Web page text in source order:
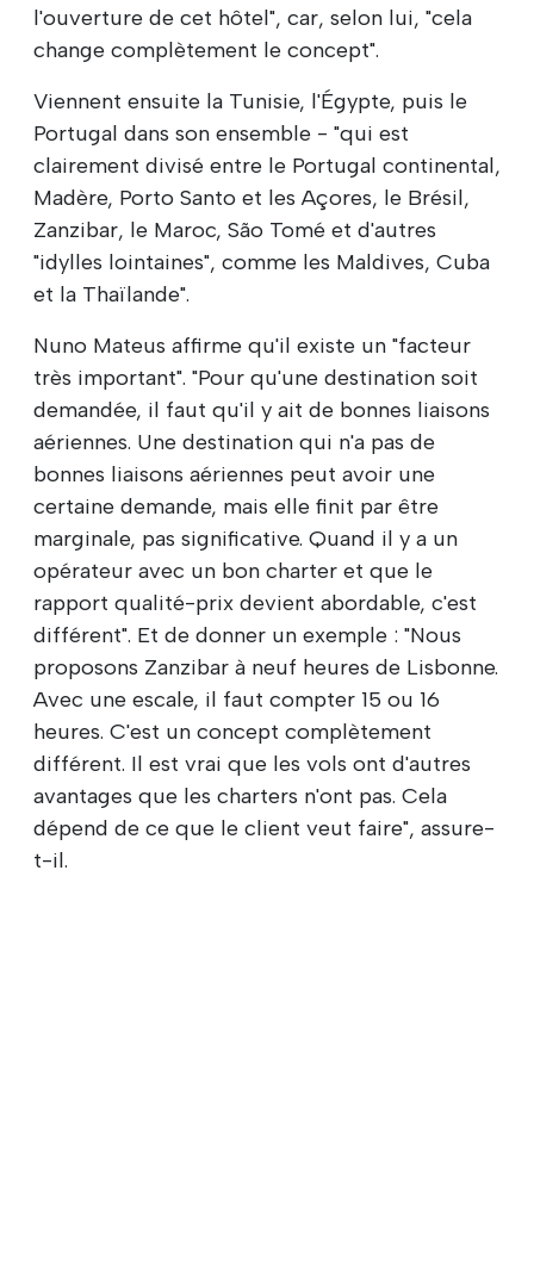
l'ouverture de cet hôtel", car, selon lui, "cela
change complètement le concept".
Viennent ensuite la Tunisie, l'Égypte, puis le
Portugal dans son ensemble - "qui est
clairement divisé entre le Portugal continental,
Madère, Porto Santo et les Açores, le Brésil,
Zanzibar, le Maroc, São Tomé et d'autres
"idylles lointaines", comme les Maldives, Cuba
et la Thaïlande".
Nuno Mateus affirme qu'il existe un "facteur
très important". "Pour qu'une destination soit
demandée, il faut qu'il y ait de bonnes liaisons
aériennes. Une destination qui n'a pas de
bonnes liaisons aériennes peut avoir une
certaine demande, mais elle finit par être
marginale, pas significative. Quand il y a un
opérateur avec un bon charter et que le
rapport qualité-prix devient abordable, c'est
différent". Et de donner un exemple : "Nous
proposons Zanzibar à neuf heures de Lisbonne.
Avec une escale, il faut compter 15 ou 16
heures. C'est un concept complètement
différent. Il est vrai que les vols ont d'autres
avantages que les charters n'ont pas. Cela
dépend de ce que le client veut faire", assure-
t-il.